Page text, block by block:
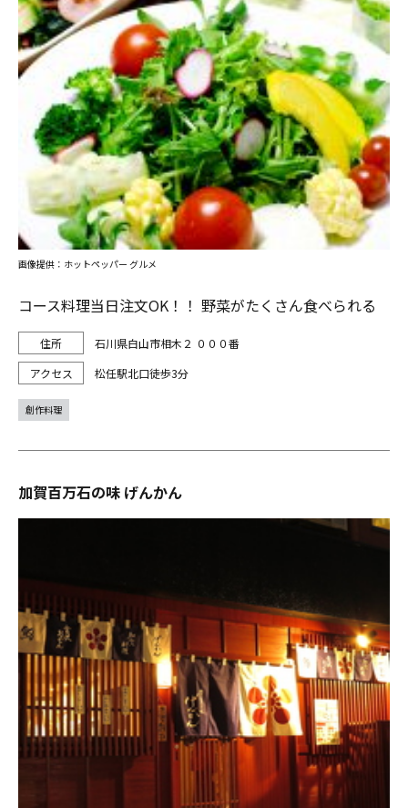
コース料理当日注文OK！！ 野菜がたくさん食べられる
石川県白山市相木２ ０００番
松任駅北口徒歩3分
画像提供：ホットペッパー グルメ
創作料理
加賀百万石の味 げんかん